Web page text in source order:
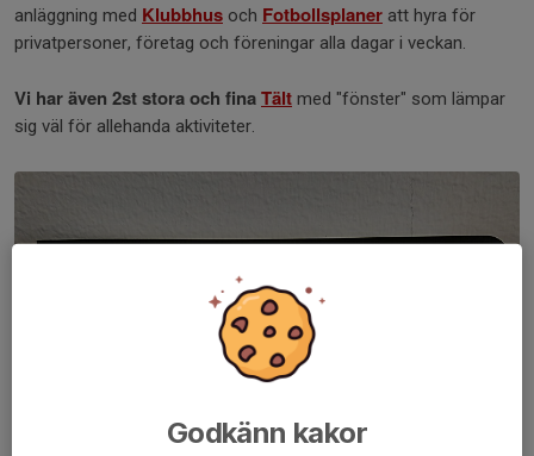
anläggning med Klubbhus och Fotbollsplaner att hyra för
privatpersoner, företag och föreningar alla dagar i veckan.
Vi har även 2st stora och finaTält med "fönster" som lämpar
sig väl för allehanda aktiviteter.
Godkänn kakor